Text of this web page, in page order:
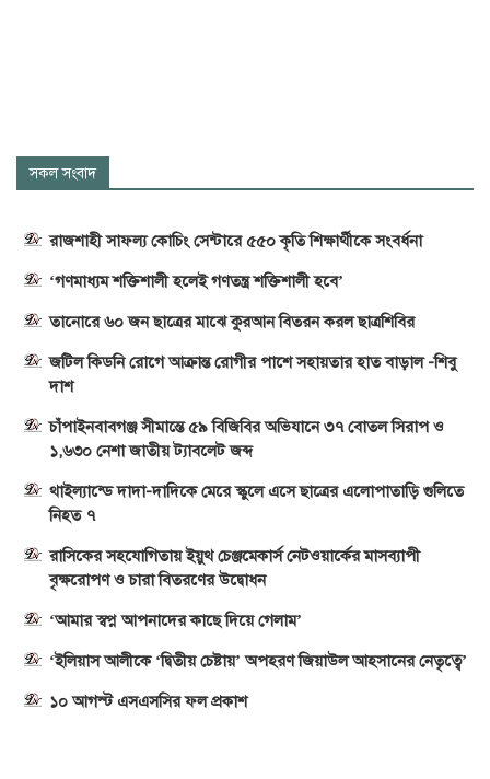
সকল সংবাদ
রাজশাহী সাফল্য কোচিং সেন্টারে ৫৫০ কৃতি শিক্ষার্থীকে সংবর্ধনা
‘গণমাধ্যম শক্তিশালী হলেই গণতন্ত্র শক্তিশালী হবে’
তানোরে ৬০ জন ছাত্রের মাঝে কুরআন বিতরন করল ছাত্রশিবির
জটিল কিডনি রোগে আক্রান্ত রোগীর পাশে সহায়তার হাত বাড়াল -শিবু
দাশ
চাঁপাইনবাবগঞ্জ সীমান্তে ৫৯ বিজিবির অভিযানে ৩৭ বোতল সিরাপ ও
১,৬৩০ নেশা জাতীয় ট্যাবলেট জব্দ
থাইল্যান্ডে দাদা-দাদিকে মেরে স্কুলে এসে ছাত্রের এলোপাতাড়ি গুলিতে
নিহত ৭
রাসিকের সহযোগিতায় ইয়ুথ চেঞ্জমেকার্স নেটওয়ার্কের মাসব্যাপী
বৃক্ষরোপণ ও চারা বিতরণের উদ্বোধন
‘আমার স্বপ্ন আপনাদের কাছে দিয়ে গেলাম’
‘ইলিয়াস আলীকে ‘দ্বিতীয় চেষ্টায়’ অপহরণ জিয়াউল আহসানের নেতৃত্বে’
১০ আগস্ট এসএসসির ফল প্রকাশ